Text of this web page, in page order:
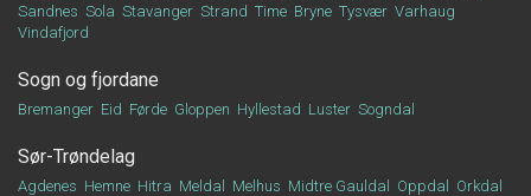
Sandnes Sola Stavanger Strand Time Bryne Tysvær Varhaug
Vindafjord
Sogn og fjordane
Bremanger Eid Førde Gloppen Hyllestad Luster Sogndal
Sør-Trøndelag
Agdenes Hemne Hitra Meldal Melhus Midtre Gauldal Oppdal
Orkdal